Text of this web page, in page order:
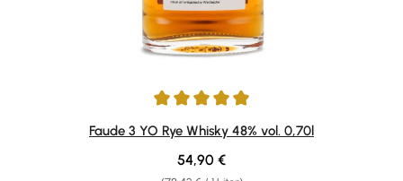
Durchschnittliche Bewertung von 5 von 5 Sternen
Faude 3 YO Rye Whisky 48% vol. 0,70l
Regulärer Preis:
54,90 €